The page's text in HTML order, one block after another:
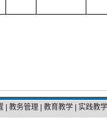
教务管理 教育教学 实践教